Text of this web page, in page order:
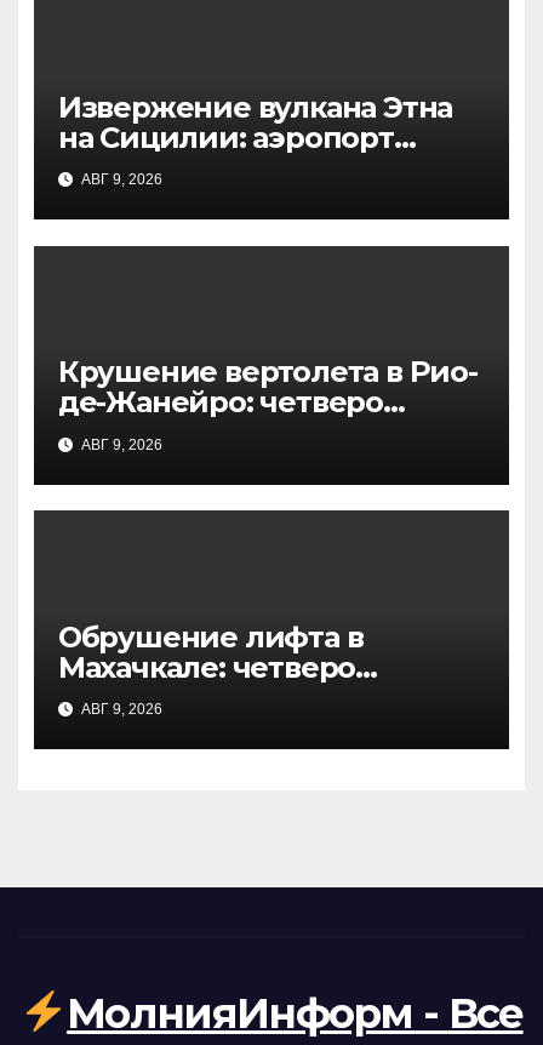
Извержение вулкана Этна
на Сицилии: аэропорт
Катании приостановил
работу
АВГ 9, 2026
Крушение вертолета в Рио-
де-Жанейро: четверо
погибших в национальном
парке, начато
расследование
АВГ 9, 2026
Обрушение лифта в
Махачкале: четверо
пострадавших из-за
перегруза
АВГ 9, 2026
МолнияИнформ - Все